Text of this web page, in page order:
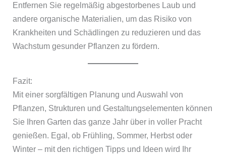
Entfernen Sie regelmäßig abgestorbenes Laub und
andere organische Materialien, um das Risiko von
Krankheiten und Schädlingen zu reduzieren und das
Wachstum gesunder Pflanzen zu fördern.
Fazit:
Mit einer sorgfältigen Planung und Auswahl von
Pflanzen, Strukturen und Gestaltungselementen können
Sie Ihren Garten das ganze Jahr über in voller Pracht
genießen. Egal, ob Frühling, Sommer, Herbst oder
Winter – mit den richtigen Tipps und Ideen wird Ihr